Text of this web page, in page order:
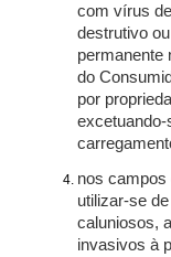
com vírus
destrutivo
permanente
do
por
nos campos
utilizar-se
caluniosos,
invasivos à